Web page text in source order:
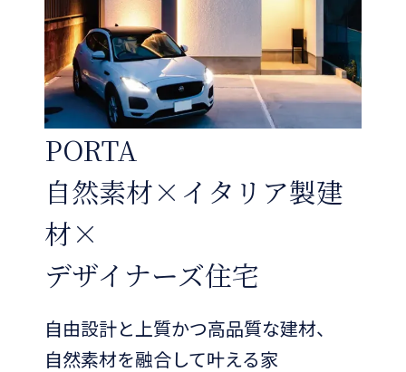
PORTA
自然素材×イタリア製建
材×
デザイナーズ住宅
自由設計と上質かつ高品質な建材、
自然素材を融合して叶える家